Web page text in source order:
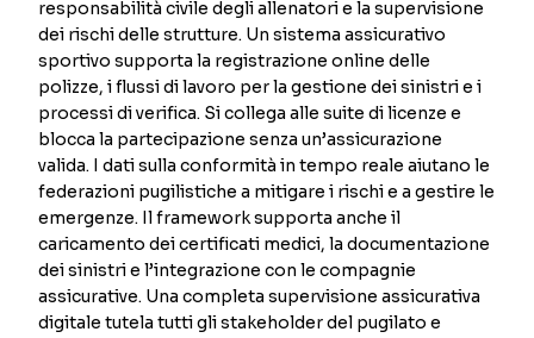
responsabilità civile degli allenatori e la supervisione
dei rischi delle strutture. Un sistema assicurativo
sportivo supporta la registrazione online delle
polizze, i flussi di lavoro per la gestione dei sinistri e i
processi di verifica. Si collega alle suite di licenze e
blocca la partecipazione senza un’assicurazione
valida. I dati sulla conformità in tempo reale aiutano le
federazioni pugilistiche a mitigare i rischi e a gestire le
emergenze. Il framework supporta anche il
caricamento dei certificati medici, la documentazione
dei sinistri e l’integrazione con le compagnie
assicurative. Una completa supervisione assicurativa
digitale tutela tutti gli stakeholder del pugilato e